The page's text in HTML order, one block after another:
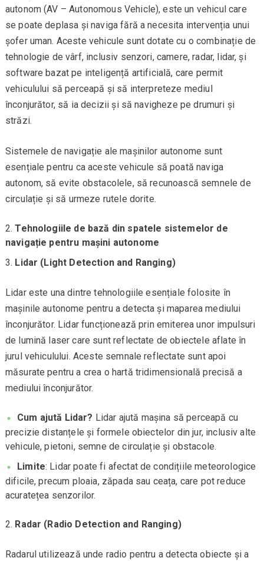
autonom (AV – Autonomous Vehicle), este un vehicul care
se poate deplasa și naviga fără a necesita intervenția unui
șofer uman. Aceste vehicule sunt dotate cu o combinație de
tehnologie de vârf, inclusiv senzori, camere, radar, lidar, și
software bazat pe inteligență artificială, care permit
vehiculului să perceapă și să interpreteze mediul
înconjurător, să ia decizii și să navigheze pe drumuri și
străzi.
Sistemele de navigație ale mașinilor autonome sunt
esențiale pentru ca aceste vehicule să poată naviga
autonom, să evite obstacolele, să recunoască semnele de
circulație și să urmeze rutele dorite.
Tehnologiile de bază din spatele sistemelor de
navigație pentru mașini autonome
Lidar (Light Detection and Ranging)
Lidar este una dintre tehnologiile esențiale folosite în
mașinile autonome pentru a detecta și maparea mediului
înconjurător. Lidar funcționează prin emiterea unor impulsuri
de lumină laser care sunt reflectate de obiectele aflate în
jurul vehiculului. Aceste semnale reflectate sunt apoi
măsurate pentru a crea o hartă tridimensională precisă a
mediului înconjurător.
Cum ajută Lidar? Lidar ajută mașina să perceapă cu
precizie distanțele și formele obiectelor din jur, inclusiv alte
vehicule, pietoni, semne de circulație și obstacole.
Limite: Lidar poate fi afectat de condițiile meteorologice
dificile, precum ploaia, zăpada sau ceața, care pot reduce
acuratețea senzorilor.
Radar (Radio Detection and Ranging)
Radarul utilizează unde radio pentru a detecta obiecte și a